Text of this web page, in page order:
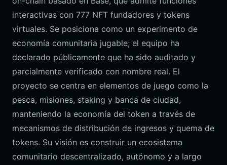
interactivas con 777 NFT fundadores y tokens
virtuales. Se posiciona como un experimento de
economía comunitaria jugable; el equipo ha
declarado públicamente que ha sido auditado y
parcialmente verificado con nombre real. El
proyecto se centra en elementos de juego como la
pesca, misiones, staking y banca de ciudad,
manteniendo la economía del token a través de
mecanismos de distribución de ingresos y quema de
tokens. Su visión es construir un ecosistema
comunitario descentralizado, autónomo y a largo